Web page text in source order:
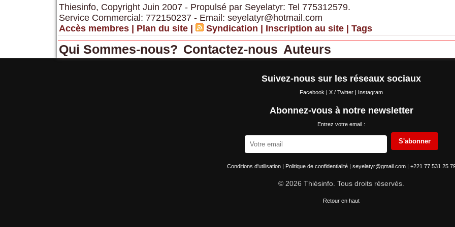
Thiesinfo, Copyright Juin 2007 - Propulsé par Seyelatyr: Tel 775312579.
Service Commercial: 772150237 - Email: seyelatyr@hotmail.com
Accès membres | Plan du site | Syndication | Inscription au site | Tags
Qui Sommes-nous? Contactez-nous Auteurs
Suivez-nous sur les réseaux sociaux
Facebook | X / Twitter | Instagram
Abonnez-vous à notre newsletter
Entrez votre email :
S'abonner
Conditions d'utilisation | Politique de confidentialité | seyelatyr@gmail.com | +221 77 531 25
© 2026 Thièsinfo. Tous droits réservés.
Retour en haut